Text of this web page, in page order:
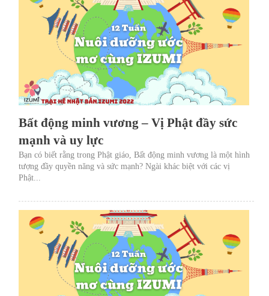
Bất động minh vương – Vị Phật đầy sức
mạnh và uy lực
Bạn có biết rằng trong Phật giáo, Bất động minh vương là một hình
tượng đầy quyền năng và sức mạnh? Ngài khác biệt với các vị
Phật...